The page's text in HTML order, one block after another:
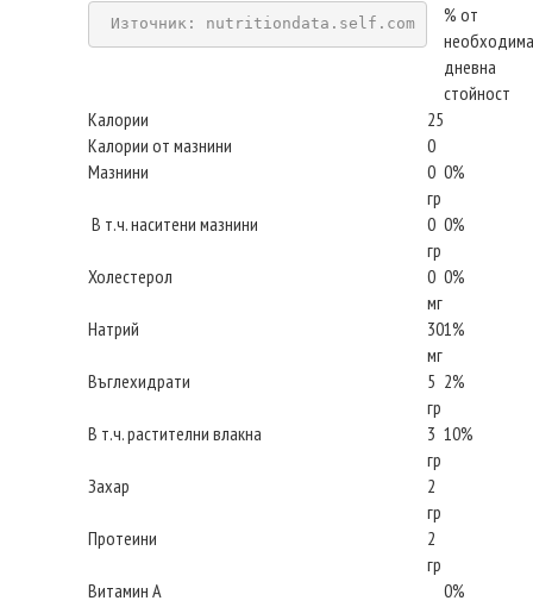
Източник: nutritiondata.self.com
% от
дневна
стойност
Калории
25
Калории от мазнини
0
Мазнини
0
гр
0%
В т.ч. наситени мазнини
0
гр
0%
Холестерол
0
мг
0%
Натрий
30
мг
1%
Въглехидрати
5
гр
2%
В т.ч. растителни влакна
3
гр
10%
Захар
2
гр
Протеини
2
гр
Витамин А
0%